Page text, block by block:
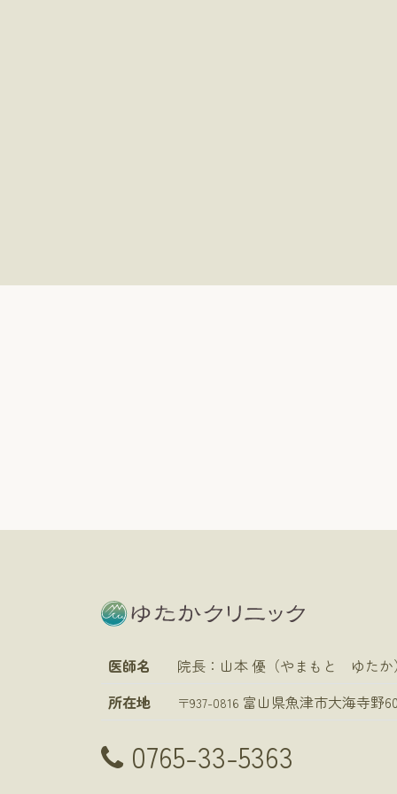
医師名
院長：山本 優（やまもと ゆたか
所在地
〒937-0816 富山県魚津市大海寺野
0765-33-5363